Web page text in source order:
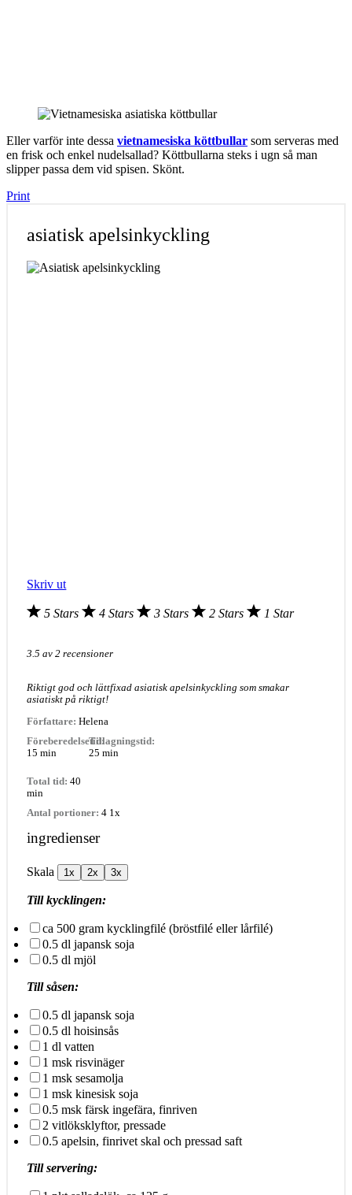
Eller varför inte dessa vietnamesiska köttbullar som serveras med
en frisk och enkel nudelsallad? Köttbullarna steks i ugn så man
slipper passa dem vid spisen. Skönt.
Print
asiatisk apelsinkyckling
Skriv ut
5 Stars 4 Stars 3 Stars 2 Stars 1 Star
3.5 av2 recensioner
Riktigt god och lättfixad asiatisk apelsinkyckling som smakar
asiatiskt på riktigt!
Författare: Helena
Föreberedelsetid:
15 min
Tillagningstid:
25 min
Total tid: 40
min
Antal portioner: 4 1x
ingredienser
Skala 1x 2x 3x
Till kycklingen:
ca 500 gram kycklingfilé (bröstfilé eller lårfilé)
0.5 dl japansk soja
0.5 dl mjöl
Till såsen:
0.5 dl japansk soja
0.5 dl hoisinsås
1 dl vatten
1 msk risvinäger
1 msk sesamolja
1 msk kinesisk soja
0.5 msk färsk ingefära, finriven
2 vitlöksklyftor, pressade
0.5 apelsin, finrivet skal och pressad saft
Till servering: